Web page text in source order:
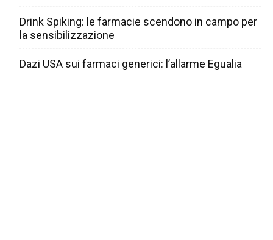
Drink Spiking: le farmacie scendono in campo per
la sensibilizzazione
Dazi USA sui farmaci generici: l’allarme Egualia